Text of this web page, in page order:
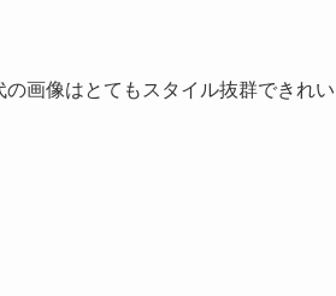
画像はとてもスタイル抜群できれい